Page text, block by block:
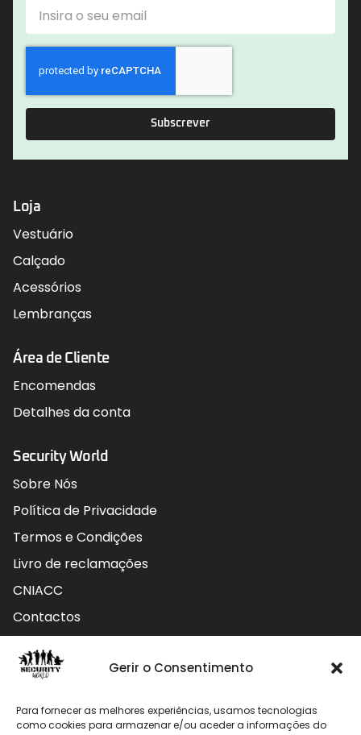
Gerir o Consentimento
Para fornecer as melhores experiências, usamos tecnologias
como cookies para armazenar e/ou aceder a informações do
Subscrever
Loja
Vestuário
Calçado
Acessórios
Lembranças
Área de Cliente
Encomendas
Detalhes da conta
Security World
Sobre Nós
Política de Privacidade
Termos e Condições
Livro de reclamações
CNIACC
Contactos
Contactos
912 009 740 (Chamada para rede móvel nacional)